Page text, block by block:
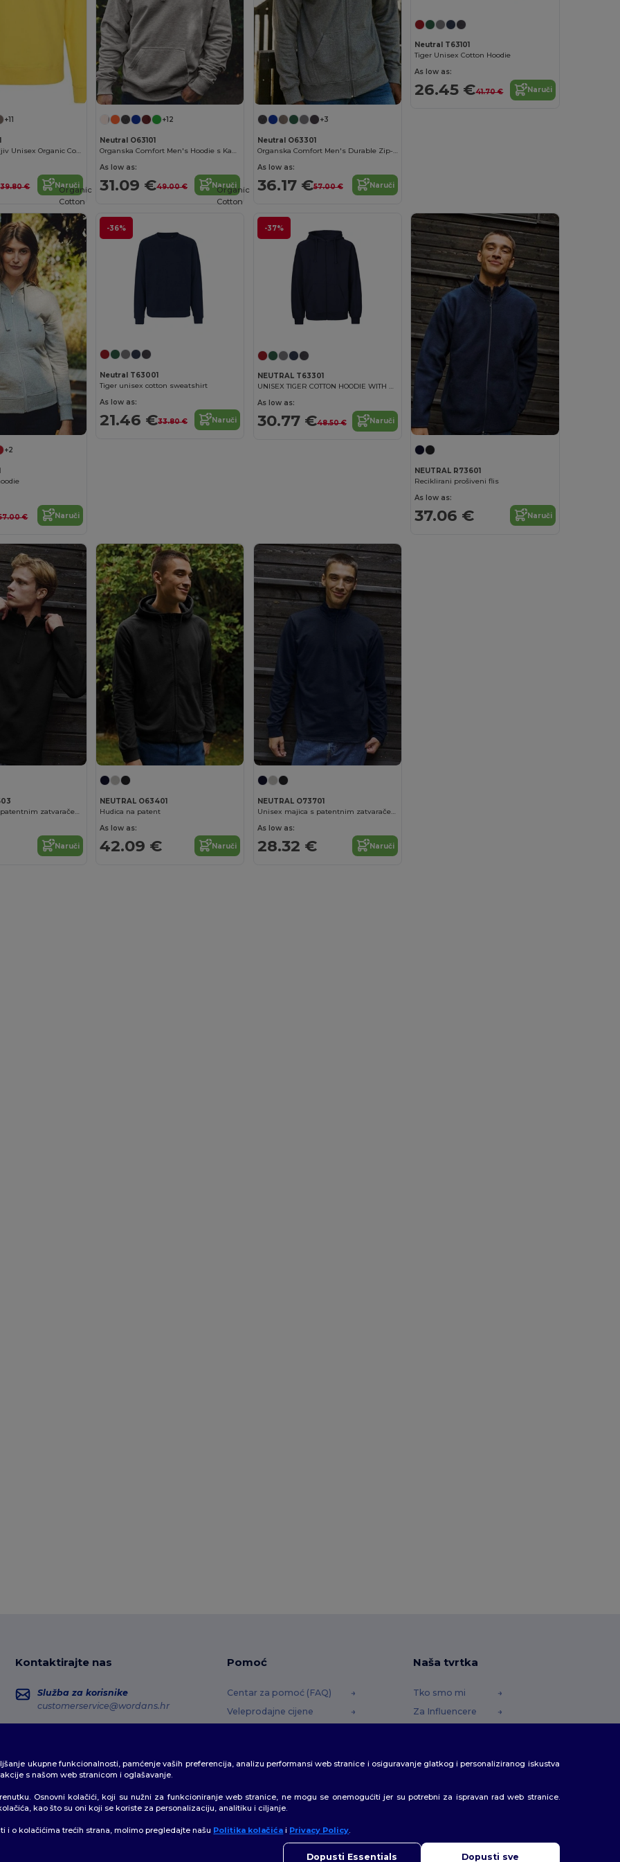
+11
Ekološki prihvatljiv Unisex Organic Cotton Sweatshirt
39.80 € Naruči
+12
Neutral O63101
Organska Comfort Men's Hoodie s Kangaroo Pocket
As low as:
31.09 €49.00 € Naruči
+3
Neutral O63301
Organska Comfort Men's Durable Zip-Up Hoodie
As low as:
36.17 €57.00 € Naruči
Neutral T63101
Tiger Unisex Cotton Hoodie
As low as:
26.45 €41.70 € Naruči
+2
€ Naruči
-36%
Organic
Cotton
Neutral T63001
Tiger unisex cotton sweatshirt
As low as:
21.46 €33.80 € Naruči
-37%
Organic
Cotton
NEUTRAL T63301
UNISEX TIGER COTTON HOODIE WITH ZIP
As low as:
30.77 €48.50 € Naruči
NEUTRAL R73601
Reciklirani prošiveni flis
As low as:
37.06 € Naruči
Reciklirani flis s patentnim zatvaračem na ovratniku
Naruči
NEUTRAL O63401
Hudica na patent
As low as:
42.09 € Naruči
NEUTRAL O73701
Unisex majica s patentnim zatvaračem
As low as:
28.32 € Naruči
Kontaktirajte nas
Služba za korisnike
customerservice@wordans.hr
Praćenje narudžbe
Pomoć
Centar za pomoć (FAQ)
Veleprodajne cijene
Metode dostave
Naša tvrtka
Tko smo mi
Za Influencere
ukupne funkcionalnosti, pamćenje vaših preferencija, analizu performansi web stranice i osiguravanje glatkog i personaliziranog iskustva
s našom web stranicom i oglašavanje.
Osnovni kolačići, koji su nužni za funkcioniranje web stranice, ne mogu se onemogućiti jer su potrebni za ispravan rad web stranice.
kao što su oni koji se koriste za personalizaciju, analitiku i ciljanje.
i o kolačićima trećih strana, molimo pregledajte našu Politika kolačića i Privacy Policy.
Dopusti Essentials Dopusti sve
👋 Pozdrav
Ako imate bilo kakvih pitanja ili nedoumica, možete nas kontaktirati u